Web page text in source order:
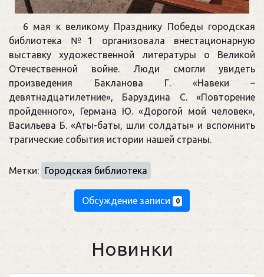
6 мая к великому Празднику Победы городская
библиотека №1 организовала внестационарную
выставку художественной литературы о Великой
Отечественной войне. Люди смогли увидеть
произведения Бакланова Г. «Навеки –
девятнадцатилетние», Баруздина С. «Повторение
пройденного», Германа Ю. «Дорогой мой человек»,
Васильева Б. «Аты-баты, шли солдаты» и вспомнить
трагические события истории нашей страны.
Метки: Городская библиотека
Обсуждение записи 0
Новинки